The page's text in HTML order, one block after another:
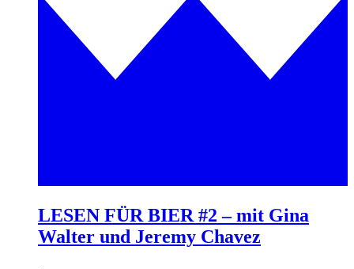
LESEN FÜR BIER #2 – mit Gina
Walter und Jeremy Chavez